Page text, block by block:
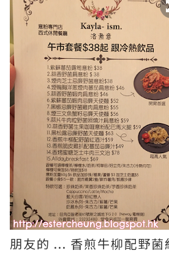
朋友的 ... 香煎牛柳配野菌